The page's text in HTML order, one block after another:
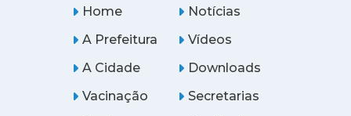
Home
A Prefeitura
A Cidade
Notícias
Vídeos
Downloads
Vacinação
Secretarias